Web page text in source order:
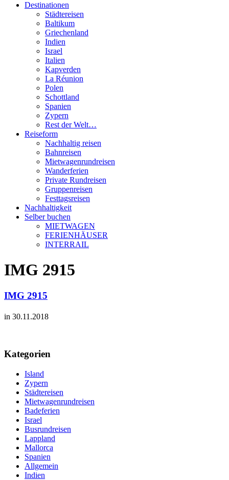
Destinationen
Städtereisen
Baltikum
Griechenland
Indien
Israel
Italien
Kapverden
La Réunion
Polen
Schottland
Spanien
Zypern
Rest der Welt…
Reiseform
Nachhaltig reisen
Bahnreisen
Mietwagenrundreisen
Wanderferien
Private Rundreisen
Gruppenreisen
Festtagsreisen
Nachhaltigkeit
Selber buchen
MIETWAGEN
FERIENHÄUSER
INTERRAIL
IMG 2915
IMG 2915
in 30.11.2018
Kategorien
Island
Zypern
Städtereisen
Mietwagenrundreisen
Badeferien
Israel
Busrundreisen
Lappland
Mallorca
Spanien
Allgemein
Indien